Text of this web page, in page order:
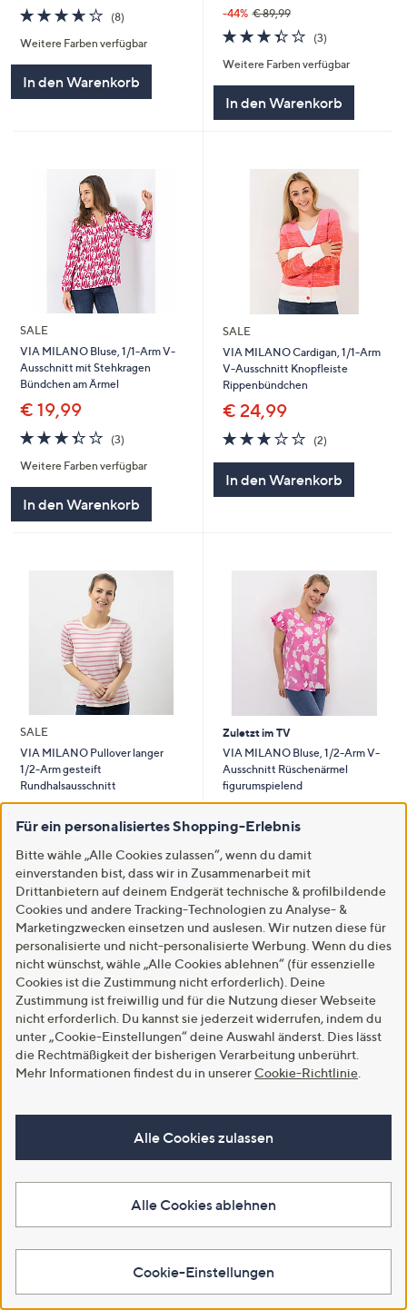
3.6
von
5
(8)8
Weitere Farben verfügbar
In den Warenkorb
-44% € 89,99
3.3
von
5
(3)
Weitere Farben verfügbar
In den Warenkorb
SALE
VIA MILANO Bluse, 1/1-Arm V-
Ausschnitt mit Stehkragen
Bündchen am Ärmel
€ 19,99
3.3
von
5
(3)3
Weitere Farben verfügbar
In den Warenkorb
SALE
VIA MILANO Cardigan, 1/1-Arm
V-Ausschnitt Knopfleiste
Rippenbündchen
€ 24,99
3.0
von
(2)
In den Warenkorb
SALE
VIA MILANO Pullover langer
1/2-Arm gesteift
Rundhalsausschnitt
€ 29,99
€ 49,99
3.0
von
5
(1)1
Bewertungen
In den Warenkorb
Zuletzt im TV
VIA MILANO Bluse, 1/2-Arm V-
Ausschnitt Rüschenärmel
figurumspielend
€ 34,99
-41%
2.0
von
5
Weitere Farben verfügbar
In den Warenkorb
€ 29,99
In den Warenkorb
Druck figurumspielend
€ 39,99
In den Warenkorb
Für ein personalisiertes Shopping-Erlebnis
Bitte wähle „Alle Cookies zulassen“, wenn du damit
einverstanden bist, dass wir in Zusammenarbeit mit
Drittanbietern auf deinem Endgerät technische & profilbildende
Cookies und andere Tracking-Technologien zu Analyse- &
Marketingzwecken einsetzen und auslesen. Wir nutzen diese für
personalisierte und nicht-personalisierte Werbung. Wenn du dies
nicht wünschst, wähle „Alle Cookies ablehnen“ (für essenzielle
Cookies ist die Zustimmung nicht erforderlich). Deine
Zustimmung ist freiwillig und für die Nutzung dieser Webseite
nicht erforderlich. Du kannst sie jederzeit widerrufen, indem du
unter „Cookie-Einstellungen“ deine Auswahl änderst. Dies lässt
die Rechtmäßigkeit der bisherigen Verarbeitung unberührt.
Mehr Informationen findest du in unserer Cookie-Richtlinie
Alle Cookies zulassen
Alle Cookies ablehnen
Cookie-Einstellungen